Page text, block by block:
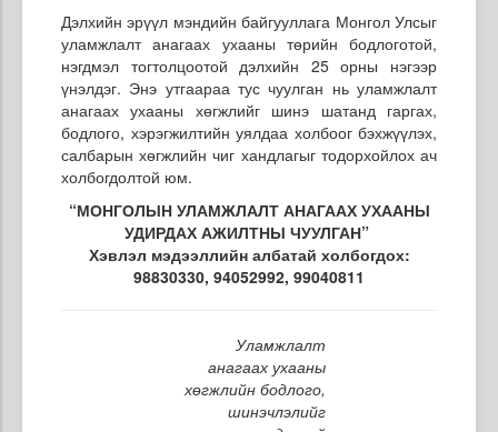
Дэлхийн эрүүл мэндийн байгууллага Монгол Улсыг
уламжлалт анагаах ухааны төрийн бодлоготой,
нэгдмэл тогтолцоотой дэлхийн 25 орны нэгээр
үнэлдэг. Энэ утгаараа тус чуулган нь уламжлалт
анагаах ухааны хөгжлийг шинэ шатанд гаргах,
бодлого, хэрэгжилтийн уялдаа холбоог бэхжүүлэх,
салбарын хөгжлийн чиг хандлагыг тодорхойлох ач
холбогдолтой юм.
“МОНГОЛЫН УЛАМЖЛАЛТ АНАГААХ УХААНЫ
УДИРДАХ АЖИЛТНЫ ЧУУЛГАН”
Хэвлэл мэдээллийн албатай холбогдох:
98830330, 94052992, 99040811
Уламжлалт
анагаах ухааны
хөгжлийн бодлого,
шинэчлэлийг